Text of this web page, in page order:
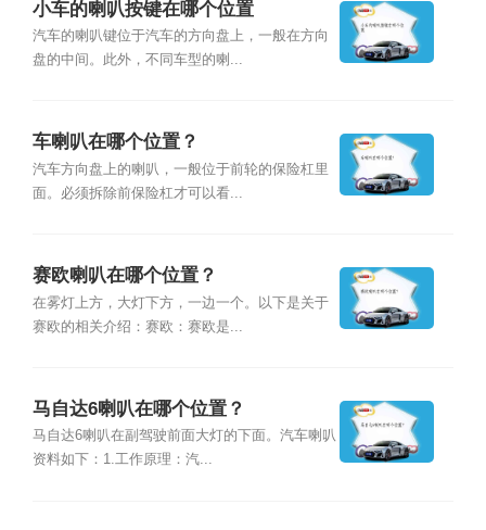
小车的喇叭按键在哪个位置
汽车的喇叭键位于汽车的方向盘上，一般在方向
盘的中间。此外，不同车型的喇...
车喇叭在哪个位置？
汽车方向盘上的喇叭，一般位于前轮的保险杠里
面。必须拆除前保险杠才可以看...
赛欧喇叭在哪个位置？
在雾灯上方，大灯下方，一边一个。以下是关于
赛欧的相关介绍：赛欧：赛欧是...
马自达6喇叭在哪个位置？
马自达6喇叭在副驾驶前面大灯的下面。汽车喇叭
资料如下：1.工作原理：汽...